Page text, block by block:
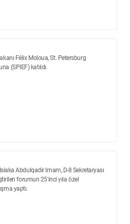
Félix Moloua, St. Petersburg
(SPIEF) katıldı.
Abdulqadir Imam, D-8 Sekretaryası
forumun 25'inci yıla özel
yaptı.